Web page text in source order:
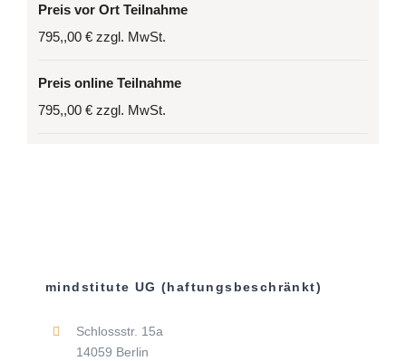
Preis vor Ort Teilnahme
795,,00 € zzgl. MwSt.
Preis online Teilnahme
795,,00 € zzgl. MwSt.
mindstitute UG (haftungsbeschränkt)
Schlossstr. 15a
14059 Berlin